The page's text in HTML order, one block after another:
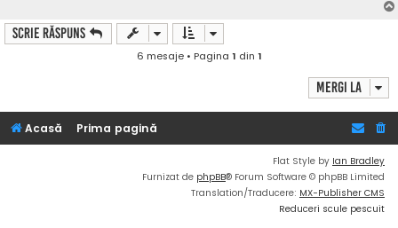
Scrie răspuns
6 mesaje • Pagina 1 din 1
Mergi la
Acasă Prima pagină
Flat Style by Ian Bradley
Furnizat de phpBB® Forum Software © phpBB Limited
Translation/Traducere: MX-Publisher CMS
Reduceri scule pescuit